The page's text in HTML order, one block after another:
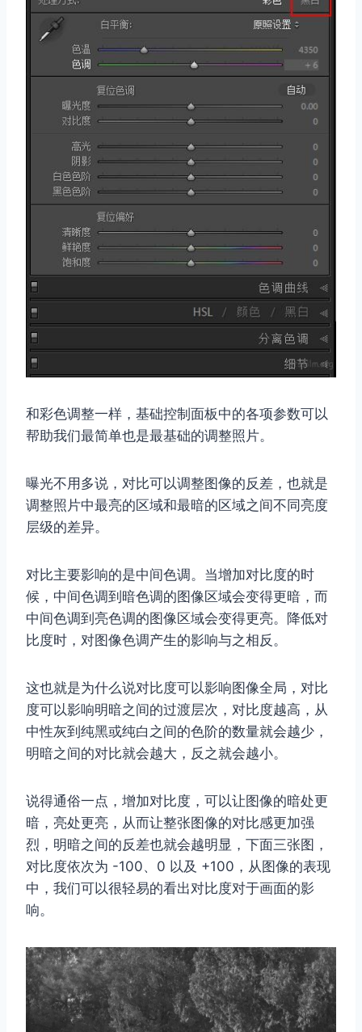
和彩色调整一样，基础控制面板中的各项参数可以
帮助我们最简单也是最基础的调整照片。
曝光不用多说，对比可以调整图像的反差，也就是
调整照片中最亮的区域和最暗的区域之间不同亮度
层级的差异。
对比主要影响的是中间色调。当增加对比度的时
候，中间色调到暗色调的图像区域会变得更暗，而
中间色调到亮色调的图像区域会变得更亮。降低对
比度时，对图像色调产生的影响与之相反。
这也就是为什么说对比度可以影响图像全局，对比
度可以影响明暗之间的过渡层次，对比度越高，从
中性灰到纯黑或纯白之间的色阶的数量就会越少，
明暗之间的对比就会越大，反之就会越小。
说得通俗一点，增加对比度，可以让图像的暗处更
暗，亮处更亮，从而让整张图像的对比感更加强
烈，明暗之间的反差也就会越明显，下面三张图，
对比度依次为 -100、0 以及 +100，从图像的表现
中，我们可以很轻易的看出对比度对于画面的影
响。